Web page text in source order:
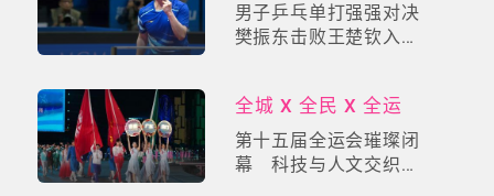
男子乒乓单打强强对决
樊振东击败王楚钦入决
全城 X 全民 X 全运
第十五届全运会璀璨闭
幕 科技与人文交织